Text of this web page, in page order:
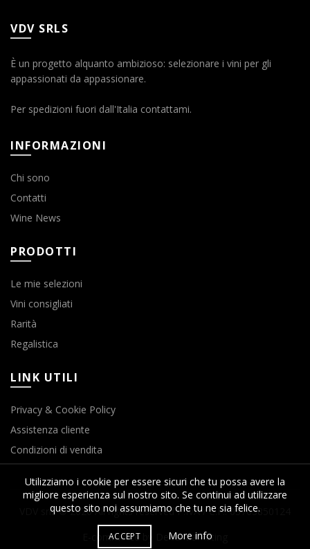
VDV SRLS
È un progetto alquanto ambizioso: selezionare i vini per gli
appassionati da appassionare.
Per spedizioni fuori dall'Italia contattami.
INFORMAZIONI
Chi sono
Contatti
Wine News
PRODOTTI
Le mie selezioni
Vini consigliati
Rarità
Regalistica
LINK UTILI
Privacy & Cookie Policy
Assistenza cliente
Condizioni di vendita
VDV srls © 2020 All rights reserved P.IVA / C.F.: 03763850124
E-commerce by Delta Marketing
Utilizziamo i cookie per essere sicuri che tu possa avere la
migliore esperienza sul nostro sito. Se continui ad utilizzare
questo sito noi assumiamo che tu ne sia felice.
ACCEPT More info